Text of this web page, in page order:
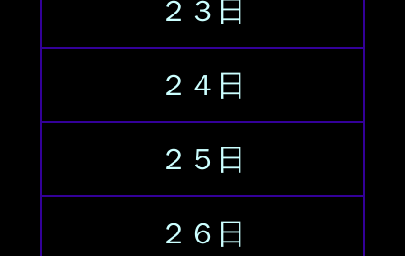
２３日
２４日
２５日
２６日